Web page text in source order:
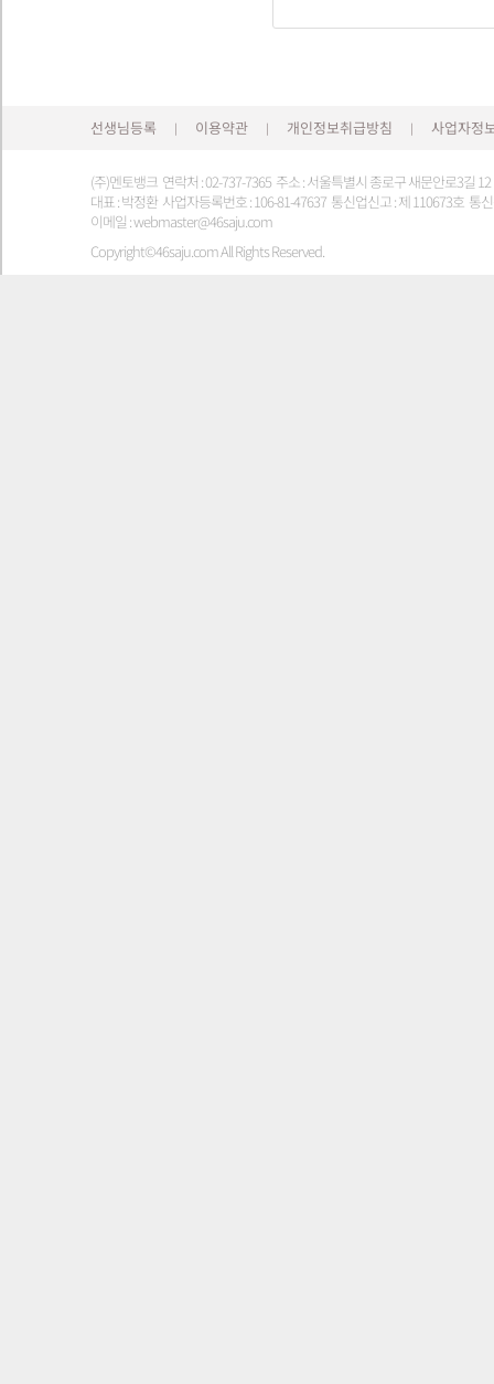
선생님등록 | 이용약관 | 개인정보취급방침 | 사업자정
(주)멘토뱅크 연락처 : 02-737-7365 주소 : 서울특별시 종로구 새문안로3길
대표 : 박정환 사업자등록번호 : 106-81-47637 통신업신고 : 제 110673호 통
이메일 : webmaster@46saju.com
Copyright©46saju.com All Rights Reserved.